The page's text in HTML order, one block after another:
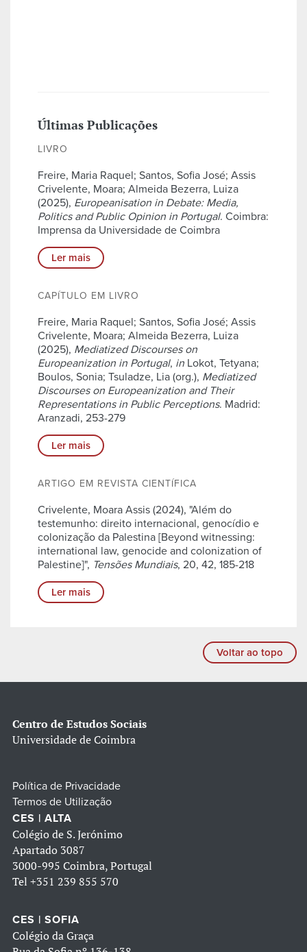
Últimas Publicações
LIVRO
Freire, Maria Raquel; Santos, Sofia José; Assis
Crivelente, Moara; Almeida Bezerra, Luiza
(2025), Europeanisation in Debate: Media,
Politics and Public Opinion in Portugal. Coimbra:
Imprensa da Universidade de Coimbra
Ler mais
CAPÍTULO EM LIVRO
Freire, Maria Raquel; Santos, Sofia José; Assis
Crivelente, Moara; Almeida Bezerra, Luiza
(2025), Mediatized Discourses on
Europeanization in Portugal, in Lokot, Tetyana;
Boulos, Sonia; Tsuladze, Lia (org.), Mediatized
Discourses on Europeanization and Their
Representations in Public Perceptions. Madrid:
Aranzadi, 253-279
Ler mais
ARTIGO EM REVISTA CIENTÍFICA
Crivelente, Moara Assis (2024), "Além do
testemunho: direito internacional, genocídio e
colonização da Palestina [Beyond witnessing:
international law, genocide and colonization of
Palestine]", Tensões Mundiais, 20, 42, 185-218
Ler mais
Voltar ao topo
Centro de Estudos Sociais
Universidade de Coimbra
Política de Privacidade
Termos de Utilização
CES | ALTA
Colégio de S. Jerónimo
Apartado 3087
3000-995 Coimbra, Portugal
Tel +351 239 855 570
CES | SOFIA
Colégio da Graça